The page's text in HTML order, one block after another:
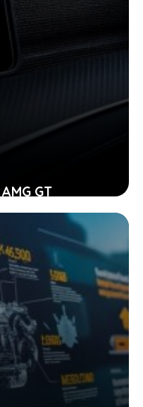
GT
changer
sportive